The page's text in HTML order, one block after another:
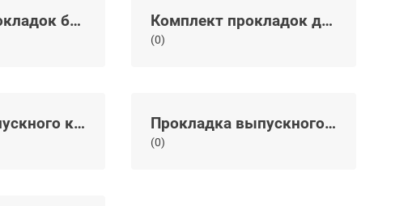
Комплект прокладок блока цилиндров Комплект прокладок двигателя
(0)
Прокладка впускного коллектора Прокладка выпускного коллектора
(0)